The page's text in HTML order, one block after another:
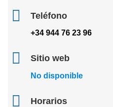
Teléfono
+34 944 76 23 96
Sitio web
No disponible
Horarios